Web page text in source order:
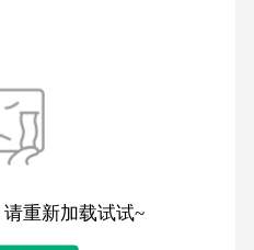
重新加载试试~